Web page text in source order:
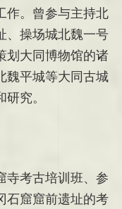
作。曾参与主持北
、操场城北魏一号
划大同博物馆的诸
魏平城等大同古城
究。
寺考古培训班、参
石窟窟前遗址的考